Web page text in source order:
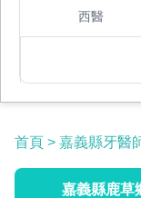
西醫
首頁 > 嘉義縣牙醫
嘉義縣鹿草